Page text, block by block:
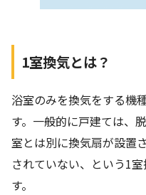
1室換気とは？
浴室のみを換気をする機
す。一般的に戸建ては、
室とは別に換気扇が設置
されていない、という1
す。